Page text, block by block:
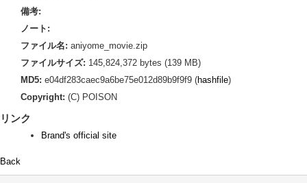
備考:
ノート:
ファイル名: aniyome_movie.zip
ファイルサイズ: 145,824,372 bytes (139 MB)
MD5: e04df283caec9a6be75e012d89b9f9f9 (hashfile)
Copyright: (C) POISON
リンク
Brand's official site
Back